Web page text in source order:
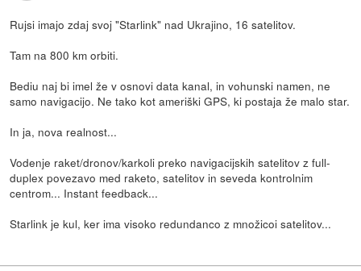
Rujsi imajo zdaj svoj "Starlink" nad Ukrajino, 16 satelitov.
Tam na 800 km orbiti.
Bediu naj bi imel že v osnovi data kanal, in vohunski namen, ne
samo navigacijo. Ne tako kot ameriški GPS, ki postaja že malo star.
In ja, nova realnost...
Vodenje raket/dronov/karkoli preko navigacijskih satelitov z full-
duplex povezavo med raketo, satelitov in seveda kontrolnim
centrom... Instant feedback...
Starlink je kul, ker ima visoko redundanco z množicoi satelitov...